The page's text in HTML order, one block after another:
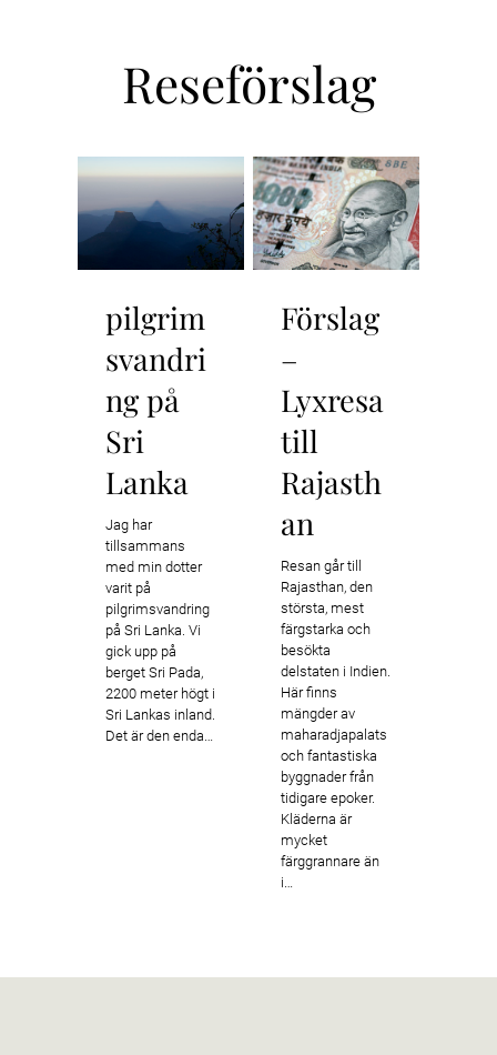
Reseförslag
pilgrim
svandri
ng på
Sri
Lanka
Jag har
tillsammans
med min dotter
varit på
pilgrimsvandring
på Sri Lanka. Vi
gick upp på
berget Sri Pada,
2200 meter högt i
Sri Lankas inland.
Det är den enda…
Förslag
–
Lyxresa
till
Rajasth
an
Resan går till
Rajasthan, den
största, mest
färgstarka och
besökta
delstaten i Indien.
Här finns
mängder av
maharadjapalats
och fantastiska
byggnader från
tidigare epoker.
Kläderna är
mycket
färggrannare än
i…